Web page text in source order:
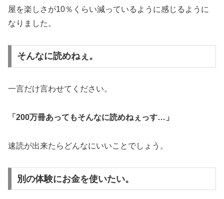
屋を楽しさが10％くらい減っているように感じるように
なりました。
そんなに読めねぇ。
一言だけ言わせてください。
「200万冊あってもそんなに読めねぇっす…」
速読が出来たらどんなにいいことでしょう。
別の体験にお金を使いたい。